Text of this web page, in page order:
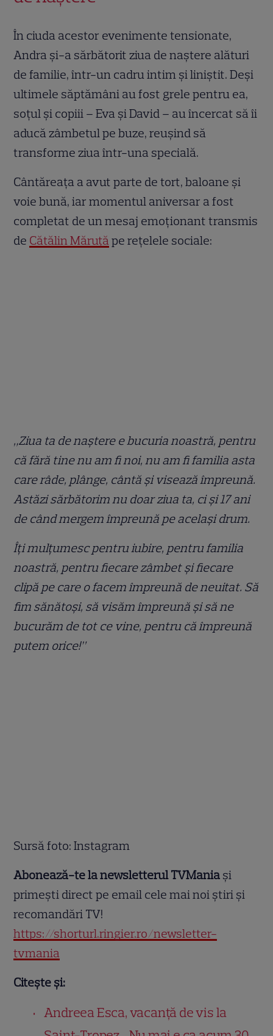
În ciuda acestor evenimente tensionate,
Andra și-a sărbătorit ziua de naștere alături
de familie, într-un cadru intim și liniștit. Deși
ultimele săptămâni au fost grele pentru ea,
soțul și copiii – Eva și David – au încercat să îi
aducă zâmbetul pe buze, reușind să
transforme ziua într-una specială.
Cântăreața a avut parte de tort, baloane și
voie bună, iar momentul aniversar a fost
completat de un mesaj emoționant transmis
de Cătălin Măruțăpe rețelele sociale:
„Ziua ta de naștere e bucuria noastră, pentru
că fără tine nu am fi noi, nu am fi familia asta
care râde, plânge, cântă și visează împreună.
Astăzi sărbătorim nu doar ziua ta, ci și 17 ani
de când mergem împreună pe același drum.
Îți mulțumesc pentru iubire, pentru familia
noastră, pentru fiecare zâmbet și fiecare
clipă pe care o facem împreună de neuitat. Să
fim sănătoși, să visăm împreună și să ne
bucurăm de tot ce vine, pentru că împreună
putem orice!”
Sursă foto: Instagram
Abonează-te la newsletterul TVMania și
primești direct pe email cele mai noi știri și
recomandări TV!
https://shorturl.ringier.ro/newsletter-
tvmania
Citește și:
Andreea Esca, vacanță de vis la